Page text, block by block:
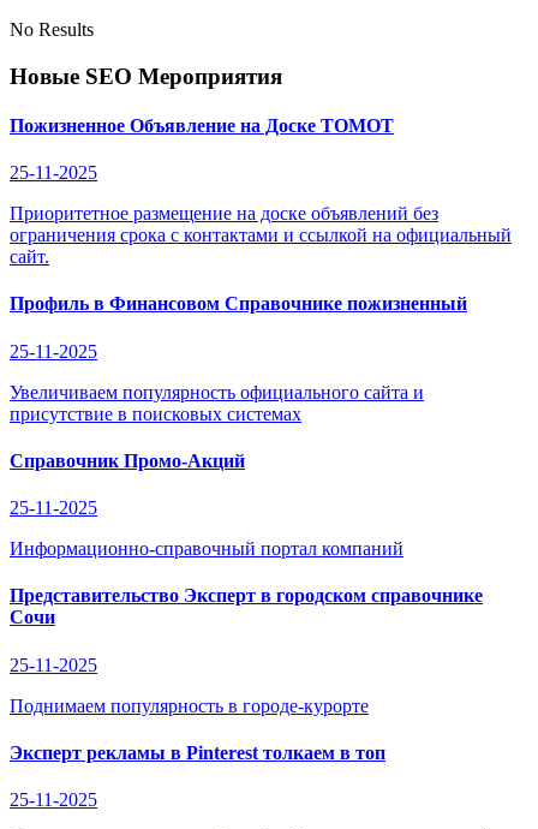
No Results
Новые SEO Мероприятия
Пожизненное Объявление на Доске ТОМОТ
25-11-2025
Приоритетное размещение на доске объявлений без
ограничения срока с контактами и ссылкой на официальный
сайт.
Профиль в Финансовом Справочнике пожизненный
25-11-2025
Увеличиваем популярность официального сайта и
присутствие в поисковых системах
Справочник Промо-Акций
25-11-2025
Информационно-справочный портал компаний
Представительство Эксперт в городском справочнике
Сочи
25-11-2025
Поднимаем популярность в городе-курорте
Эксперт рекламы в Pinterest толкаем в топ
25-11-2025